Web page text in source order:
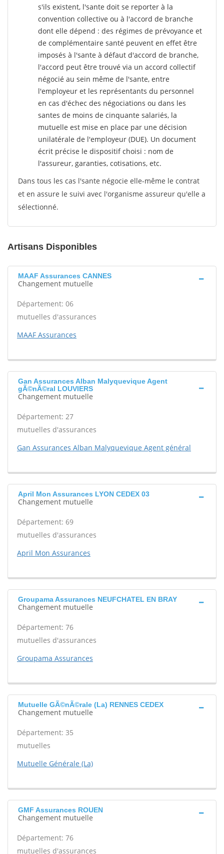
s'ils existent, l'sante doit se reporter à la
convention collective ou à l'accord de branche
dont elle dépend : des régimes de prévoyance et
de complémentaire santé peuvent en effet être
imposés à l'sante à défaut d'accord de branche,
l'accord peut être trouvé via un accord collectif
négocié au sein même de l'sante, entre
l'employeur et les représentants du personnel
en cas d'échec des négociations ou dans les
santes de moins de cinquante salariés, la
mutuelle est mise en place par une décision
unilatérale de l'employeur (DUE). Un document
écrit précise le dispositif choisi : nom de
l'assureur, garanties, cotisations, etc.
Dans tous les cas l'sante négocie elle-même le contrat
et en assure le suivi avec l'organisme assureur qu'elle a
sélectionné.
Artisans Disponibles
MAAF Assurances CANNES
Changement mutuelle
Département: 06
mutuelles d'assurances
MAAF Assurances
Gan Assurances Alban Malyquevique Agent
gÃ©nÃ©ral LOUVIERS
Changement mutuelle
Département: 27
mutuelles d'assurances
Gan Assurances Alban Malyquevique Agent général
April Mon Assurances LYON CEDEX 03
Changement mutuelle
Département: 69
mutuelles d'assurances
April Mon Assurances
Groupama Assurances NEUFCHATEL EN BRAY
Changement mutuelle
Département: 76
mutuelles d'assurances
Groupama Assurances
Mutuelle GÃ©nÃ©rale (La) RENNES CEDEX
Changement mutuelle
Département: 35
mutuelles
Mutuelle Générale (La)
GMF Assurances ROUEN
Changement mutuelle
Département: 76
mutuelles d'assurances